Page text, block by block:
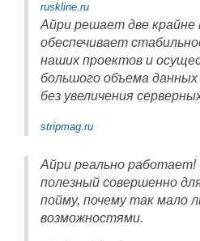
ruskline.ru
Айри решает две крайне
обеспечивает
наших проектов и
большого объема
без увеличения
stripmag.ru
Айри реально работает!
полезный совершенно
пойму, почему так мало
возможностями.